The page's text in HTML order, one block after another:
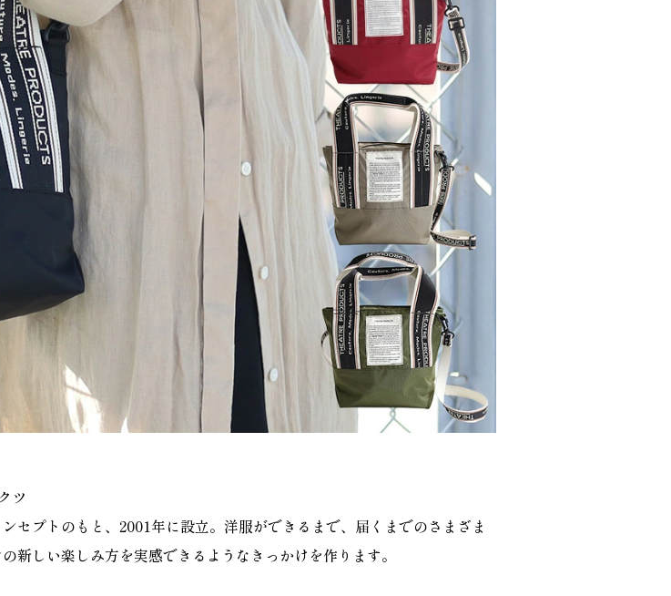
ツ
セプトのもと、2001年に設立。洋服ができるまで、届くまでのさまざま
新しい楽しみ方を実感できるようなきっかけを作ります。